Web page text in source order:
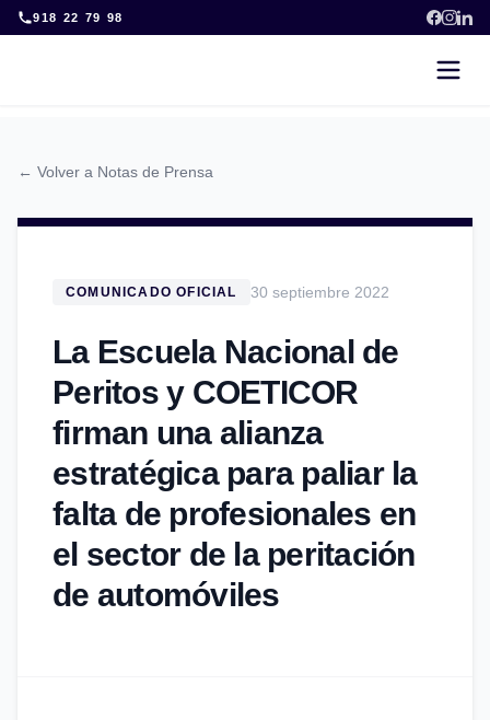
Skip
to
918 22 79 98
← Volver a Notas de Prensa
COMUNICADO OFICIAL 30 septiembre 2022
La Escuela Nacional de
Peritos y COETICOR
firman una alianza
estratégica para paliar la
falta de profesionales en
el sector de la peritación
de automóviles